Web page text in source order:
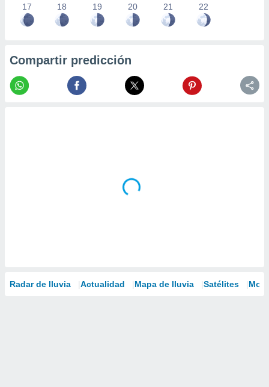
17 18 19 20 21 22
Compartir predicción
Radar de lluvia Actualidad Mapa de lluvia Satélites